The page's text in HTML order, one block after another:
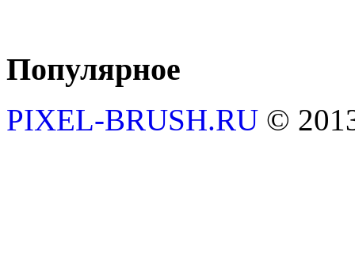
Популярное
PIXEL-BRUSH.RU ©